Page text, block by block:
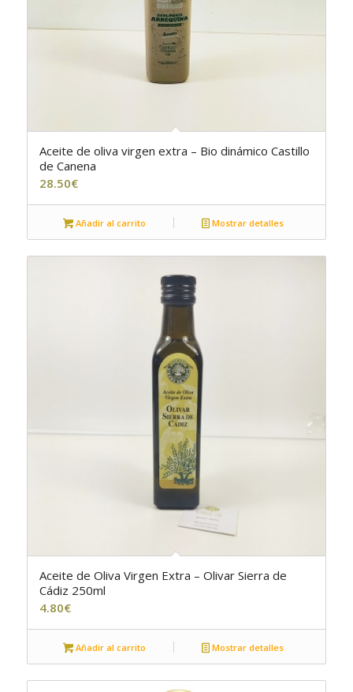
Aceite de oliva virgen extra – Bio dinámico Castillo
de Canena
28.50€
Añadir al carrito Mostrar detalles
Aceite de Oliva Virgen Extra – Olivar Sierra de
Cádiz 250ml
4.80€
Añadir al carrito Mostrar detalles